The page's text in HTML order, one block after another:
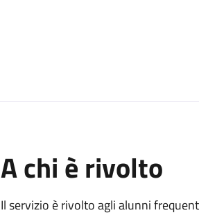
A chi è rivolto
Il servizio è rivolto agli alunni